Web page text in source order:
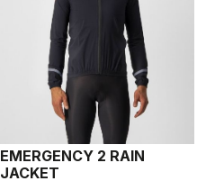
EMERGENCY 2 RAIN
JACKET